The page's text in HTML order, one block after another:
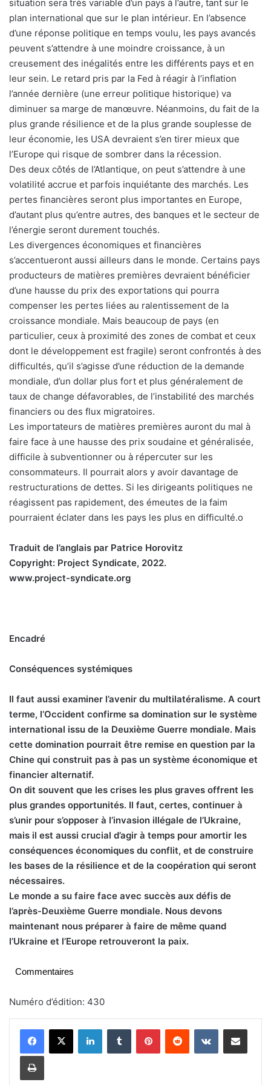
situation sera très variable d’un pays à l’autre, tant sur le
plan international que sur le plan intérieur. En l’absence
d’une réponse politique en temps voulu, les pays avancés
peuvent s’attendre à une moindre croissance, à un
creusement des inégalités entre les différents pays et en
leur sein. Le retard pris par la Fed à réagir à l’inflation
l’année dernière (une erreur politique historique) va
diminuer sa marge de manœuvre. Néanmoins, du fait de la
plus grande résilience et de la plus grande souplesse de
leur économie, les USA devraient s’en tirer mieux que
l’Europe qui risque de sombrer dans la récession.
Des deux côtés de l’Atlantique, on peut s’attendre à une
volatilité accrue et parfois inquiétante des marchés. Les
pertes financières seront plus importantes en Europe,
d’autant plus qu’entre autres, des banques et le secteur de
l’énergie seront durement touchés.
Les divergences économiques et financières
s’accentueront aussi ailleurs dans le monde. Certains pays
producteurs de matières premières devraient bénéficier
d’une hausse du prix des exportations qui pourra
compenser les pertes liées au ralentissement de la
croissance mondiale. Mais beaucoup de pays (en
particulier, ceux à proximité des zones de combat et ceux
dont le développement est fragile) seront confrontés à des
difficultés, qu’il s’agisse d’une réduction de la demande
mondiale, d’un dollar plus fort et plus généralement de
taux de change défavorables, de l’instabilité des marchés
financiers ou des flux migratoires.
Les importateurs de matières premières auront du mal à
faire face à une hausse des prix soudaine et généralisée,
difficile à subventionner ou à répercuter sur les
consommateurs. Il pourrait alors y avoir davantage de
restructurations de dettes. Si les dirigeants politiques ne
réagissent pas rapidement, des émeutes de la faim
pourraient éclater dans les pays les plus en difficulté.o
Traduit de l’anglais par Patrice Horovitz
Copyright: Project Syndicate, 2022.
www.project-syndicate.org
Encadré
Conséquences systémiques
Il faut aussi examiner l’avenir du multilatéralisme. A court
terme, l’Occident confirme sa domination sur le système
international issu de la Deuxième Guerre mondiale. Mais
cette domination pourrait être remise en question par la
Chine qui construit pas à pas un système économique et
financier alternatif.
On dit souvent que les crises les plus graves offrent les
plus grandes opportunités. Il faut, certes, continuer à
s’unir pour s’opposer à l’invasion illégale de l’Ukraine,
mais il est aussi crucial d’agir à temps pour amortir les
conséquences économiques du conflit, et de construire
les bases de la résilience et de la coopération qui seront
nécessaires.
Le monde a su faire face avec succès aux défis de
l’après-Deuxième Guerre mondiale. Nous devons
maintenant nous préparer à faire de même quand
l’Ukraine et l’Europe retrouveront la paix.
Commentaires
Numéro d’édition: 430